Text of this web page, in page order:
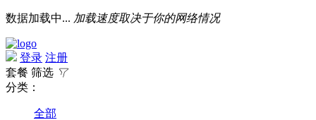
数据加载中... 加载速度取决于你的网络情况
登录 注册
套餐 筛选 
分类：
全部